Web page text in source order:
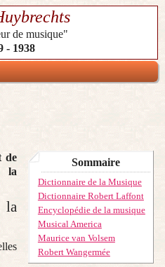
de musique"
- 1938
Sommaire
Dictionnaire de la Musique
Dictionnaire Robert Laffont
Encyclopédie de la musique
Musical America
Maurice van Volsem
Robert Wangermée
de
la
la